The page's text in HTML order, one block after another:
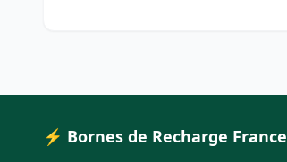
⚡ Bornes de Recharge France